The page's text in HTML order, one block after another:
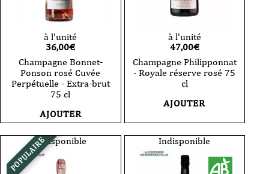
-2024-
75cl
à l'unité
36,00€
Champagne Bonnet-
Ponson rosé Cuvée
Perpétuelle - Extra-brut
75 cl
AJOUTER
à l'unité
47,00€
Champagne Philipponnat
- Royale réserve rosé 75
cl
AJOUTER
POPULAIREIndisponible Indisponible